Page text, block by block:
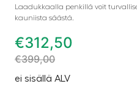
Laadukkaalla penkillä voit
kauniista säästä.
€312,50
€399,00
ei sisällä ALV